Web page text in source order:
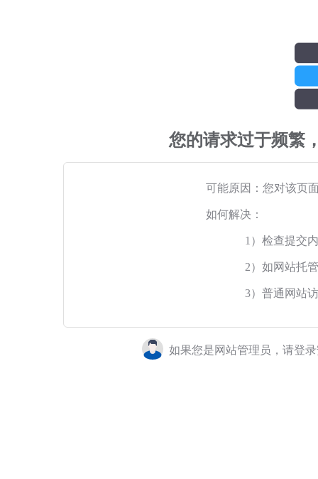
您的请求过于频繁
可能原因：您对该页
如何解决：
1）检查提交
2）如网站托
3）普通网站
如果您是网站管理员，请登